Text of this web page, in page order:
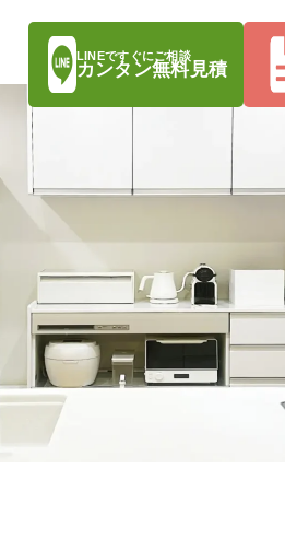
LINEですぐにご相談
カンタン無料見積